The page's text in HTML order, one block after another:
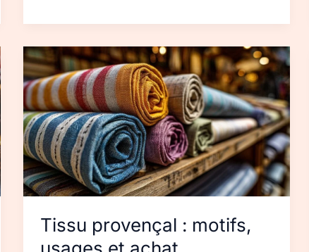
Tissu provençal : motifs,
Tissu
provençal :
motifs,
usages
et
achat